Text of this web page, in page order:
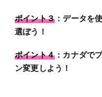
ポイント３ ：データを
選ぼう！
ポイント４ ：カナダで
ン変更しよう！